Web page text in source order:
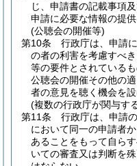
じ、申請書の記載事項
申請に必要な情報の提
(公聴会の開催等)
第10条
行政庁は、申請
の者の利害を考慮すべ
等の要件とされている
公聴会の開催その他の
者の意見を聴く機会を
(複数の行政庁が関与す
第11条
行政庁は、申請
において同一の申請者
あることをもって自ら
いての審査又は判断を